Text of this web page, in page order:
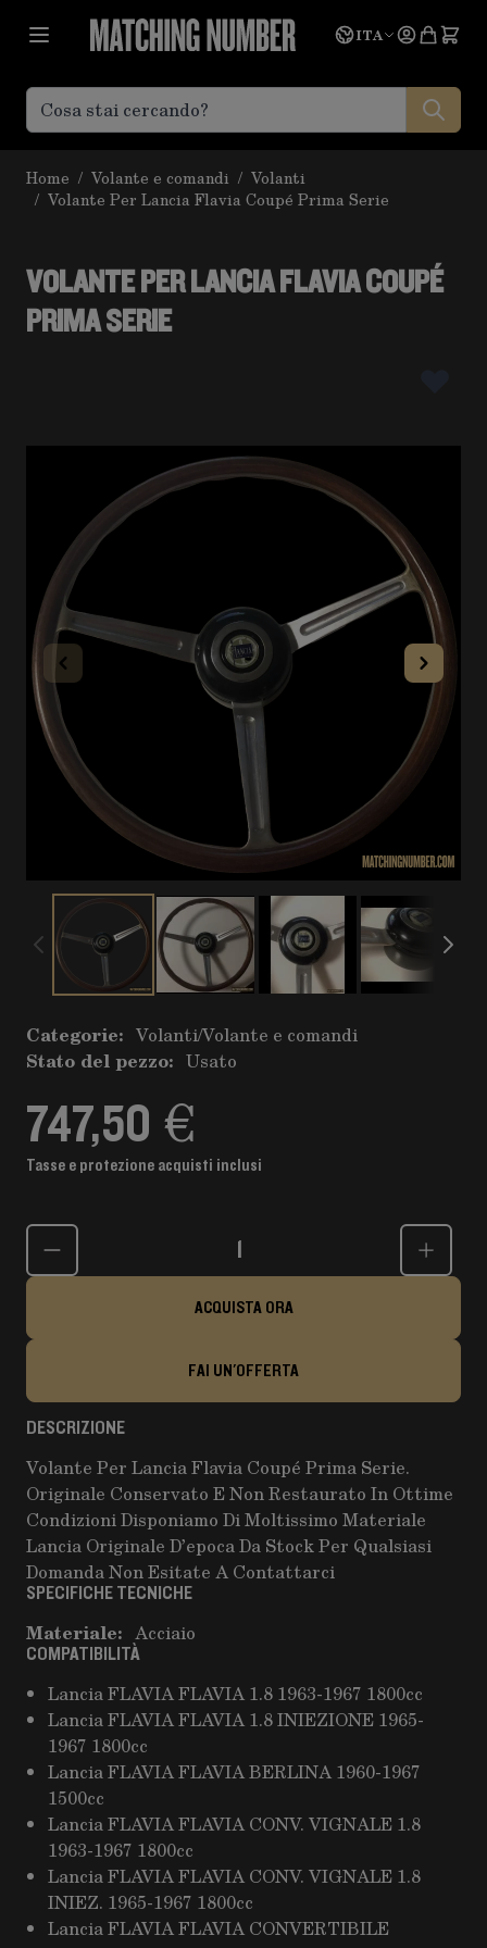
Lingua
ITA
Home / Volante e comandi / Volanti
/ Volante Per Lancia Flavia Coupé Prima Serie
VOLANTE PER LANCIA FLAVIA COUPÉ
PRIMA SERIE
Categorie: Volanti/Volante e comandi
Stato del pezzo: Usato
747,50 €
Tasse e protezione acquisti inclusi
Quantità
ACQUISTA ORA
FAI UN'OFFERTA
DESCRIZIONE
Volante Per Lancia Flavia Coupé Prima Serie.
Originale Conservato E Non Restaurato In Ottime
Condizioni Disponiamo Di Moltissimo Materiale
Lancia Originale D’epoca Da Stock Per Qualsiasi
Domanda Non Esitate A Contattarci
SPECIFICHE TECNICHE
Materiale: Acciaio
COMPATIBILITÀ
Lancia FLAVIA FLAVIA 1.8 1963-1967 1800cc
Lancia FLAVIA FLAVIA 1.8 INIEZIONE 1965-
1967 1800cc
Lancia FLAVIA FLAVIA BERLINA 1960-1967
1500cc
Lancia FLAVIA FLAVIA CONV. VIGNALE 1.8
1963-1967 1800cc
Lancia FLAVIA FLAVIA CONV. VIGNALE 1.8
INIEZ. 1965-1967 1800cc
Lancia FLAVIA FLAVIA CONVERTIBILE